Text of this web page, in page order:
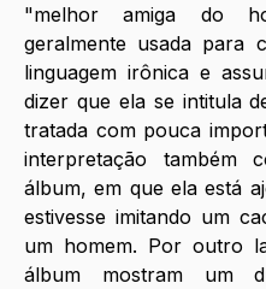
"melhor amiga do
geralmente usada para
linguagem irônica e
dizer que ela se intitula
tratada com pouca
interpretação também
álbum, em que ela está
estivesse imitando um
um homem. Por outro
álbum mostram um